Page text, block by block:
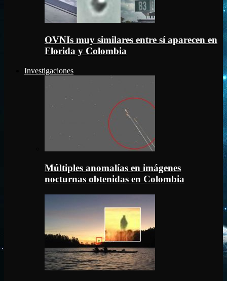
OVNIs muy similares entre sí aparecen en
Florida y Colombia
Investigaciones
Múltiples anomalías en imágenes
nocturnas obtenidas en Colombia